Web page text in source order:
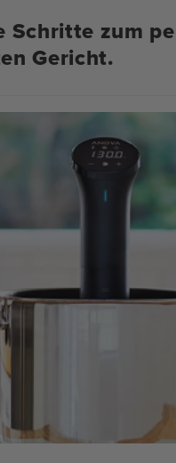
Schritte zum
Gericht.